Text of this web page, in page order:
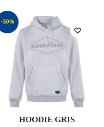
-50%
HOODIE GRIS